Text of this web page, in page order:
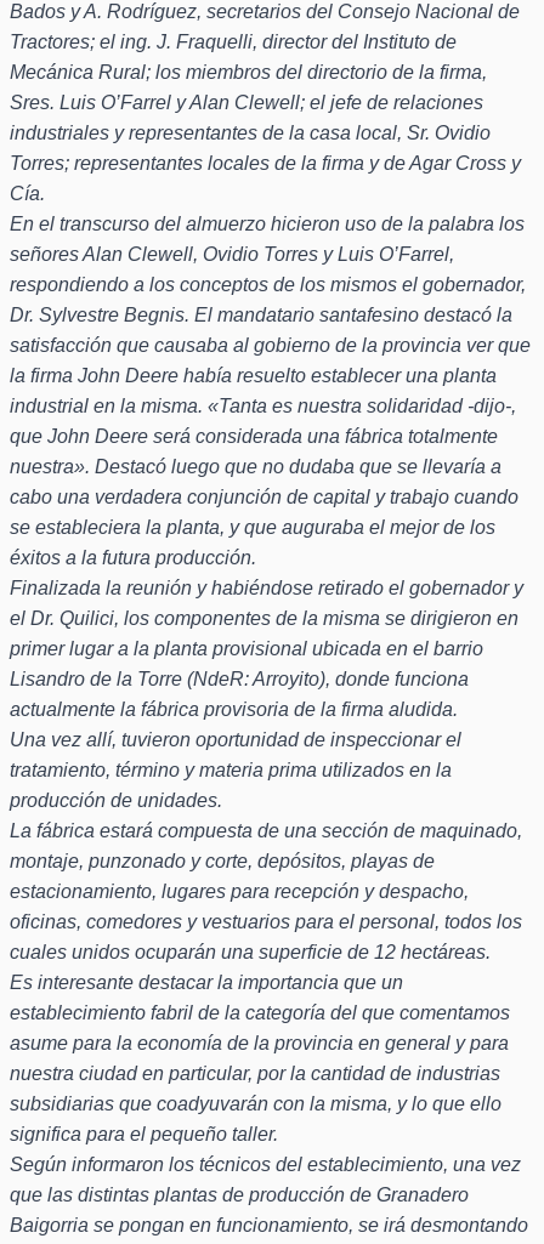
Bados y A. Rodríguez, secretarios del Consejo Nacional de
Tractores; el ing. J. Fraquelli, director del Instituto de
Mecánica Rural; los miembros del directorio de la firma,
Sres. Luis O’Farrel y Alan Clewell; el jefe de relaciones
industriales y representantes de la casa local, Sr. Ovidio
Torres; representantes locales de la firma y de Agar Cross y
Cía.
En el transcurso del almuerzo hicieron uso de la palabra los
señores Alan Clewell, Ovidio Torres y Luis O’Farrel,
respondiendo a los conceptos de los mismos el gobernador,
Dr. Sylvestre Begnis. El mandatario santafesino destacó la
satisfacción que causaba al gobierno de la provincia ver que
la firma John Deere había resuelto establecer una planta
industrial en la misma. «Tanta es nuestra solidaridad -dijo-,
que John Deere será considerada una fábrica totalmente
nuestra». Destacó luego que no dudaba que se llevaría a
cabo una verdadera conjunción de capital y trabajo cuando
se estableciera la planta, y que auguraba el mejor de los
éxitos a la futura producción.
Finalizada la reunión y habiéndose retirado el gobernador y
el Dr. Quilici, los componentes de la misma se dirigieron en
primer lugar a la planta provisional ubicada en el barrio
Lisandro de la Torre (NdeR: Arroyito), donde funciona
actualmente la fábrica provisoria de la firma aludida.
Una vez allí, tuvieron oportunidad de inspeccionar el
tratamiento, término y materia prima utilizados en la
producción de unidades.
La fábrica estará compuesta de una sección de maquinado,
montaje, punzonado y corte, depósitos, playas de
estacionamiento, lugares para recepción y despacho,
oficinas, comedores y vestuarios para el personal, todos los
cuales unidos ocuparán una superficie de 12 hectáreas.
Es interesante destacar la importancia que un
establecimiento fabril de la categoría del que comentamos
asume para la economía de la provincia en general y para
nuestra ciudad en particular, por la cantidad de industrias
subsidiarias que coadyuvarán con la misma, y lo que ello
significa para el pequeño taller.
Según informaron los técnicos del establecimiento, una vez
que las distintas plantas de producción de Granadero
Baigorria se pongan en funcionamiento, se irá desmontando